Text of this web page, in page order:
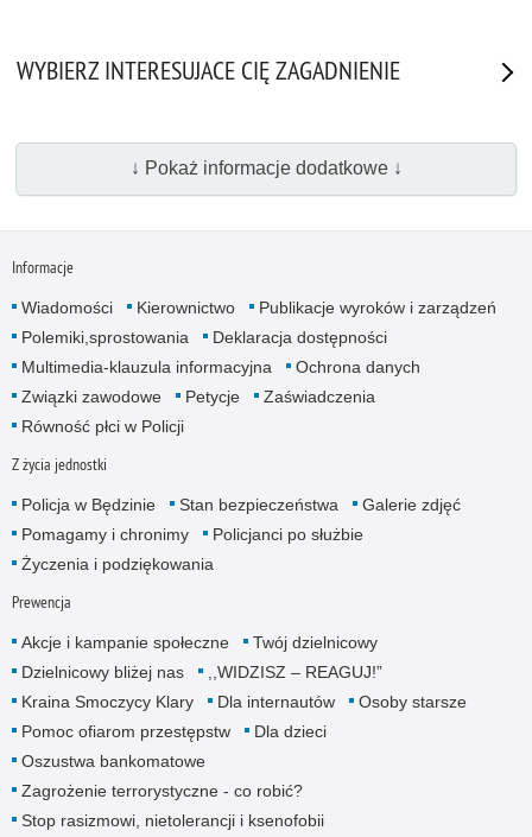
WYBIERZ INTERESUJACE CIĘ ZAGADNIENIE
↓ Pokaż informacje dodatkowe ↓
Informacje
Wiadomości Kierownictwo
Publikacje wyro­ków i zarządzeń
Polemiki,sprostowania
Deklaracja dostępności
Multimedia-klauzula informacyjna
Ochrona danych
Związki zawodowe
Petycje
Zaświadczenia
Równość płci w Policji
Z życia jednostki
Policja w Będzinie Stan bezpieczeństwa
Galerie zdjęć
Pomagamy i chronimy
Policjanci po służbie
Życzenia i podziękowania
Prewencja
Akcje i kampanie społeczne
Twój dzielnicowy
Dzielnicowy bliżej nas
,,WIDZISZ – REAGUJ!”
Kraina Smoczycy Klary
Dla internautów
Osoby starsze
Pomoc ofiarom przestępstw
Dla dzieci
Oszustwa bankomatowe
Zagrożenie terrorystyczne - co robić?
Stop rasizmowi, nietolerancji i ksenofobii